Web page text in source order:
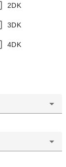
2DK
3DK
4DK